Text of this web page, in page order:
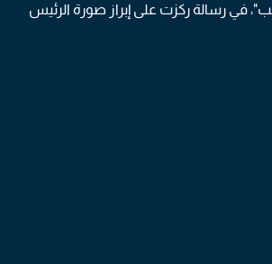
في رسالة ركزت على إبراز صورة الرئيس